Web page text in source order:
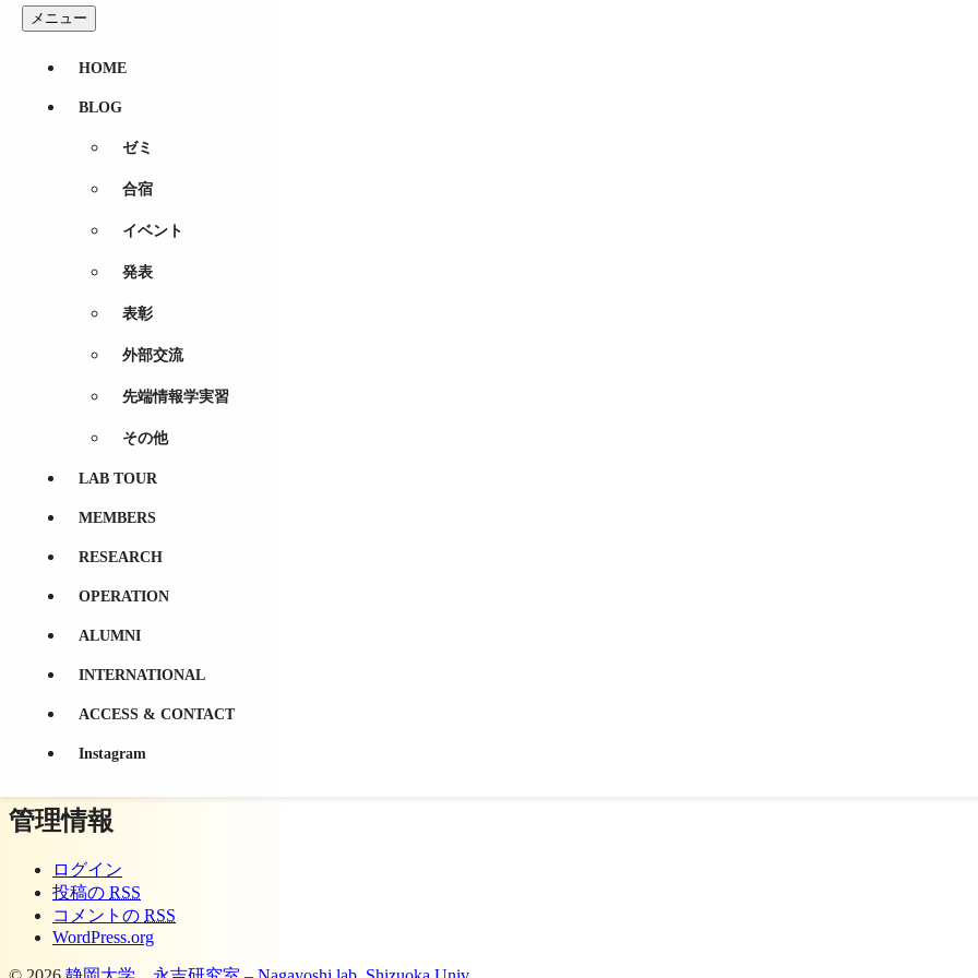
コンテンツへスキップ
メニュー
HOME
BLOG
ゼミ
合宿
イベント
発表
表彰
外部交流
先端情報学実習
その他
LAB TOUR
MEMBERS
RESEARCH
OPERATION
ALUMNI
INTERNATIONAL
ACCESS & CONTACT
Instagram
2025-10-09
2025年10月4日（土）～5日（日）に札幌学院大学新札幌キャンパスで開催された、日本経営診断学会第58回全国大会で永
発表題目 『キャッシュレス決済と組織能力：中小小売企業における効果獲得の構造分析』
羽生元気 の投稿をすべて表示
投稿ナビゲーション
横浜市よりMICEに関する講義および見学を受けました！
新しい投稿
管理情報
ログイン
投稿の RSS
コメントの RSS
WordPress.org